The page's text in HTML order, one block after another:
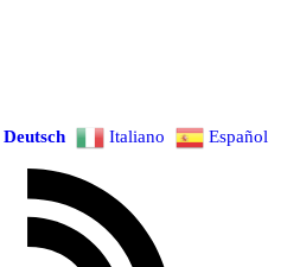
Deutsch Italiano Español